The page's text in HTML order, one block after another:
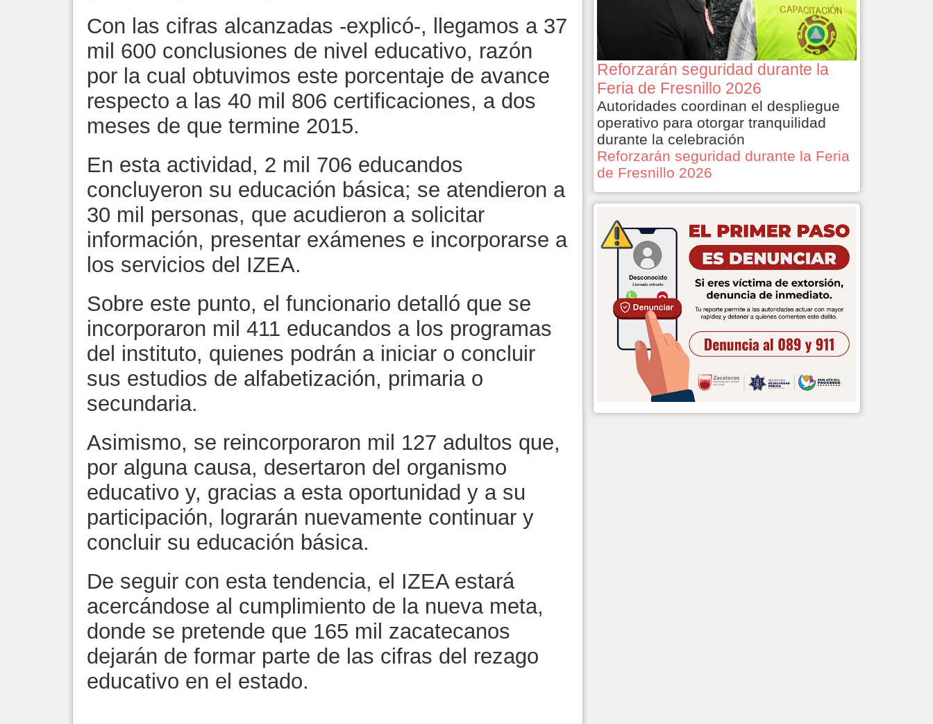
Con las cifras alcanzadas -explicó-, llegamos a 37
mil 600 conclusiones de nivel educativo, razón
por la cual obtuvimos este porcentaje de avance
respecto a las 40 mil 806 certificaciones, a dos
meses de que termine 2015.
En esta actividad, 2 mil 706 educandos
concluyeron su educación básica; se atendieron a
30 mil personas, que acudieron a solicitar
información, presentar exámenes e incorporarse a
los servicios del IZEA.
Sobre este punto, el funcionario detalló que se
incorporaron mil 411 educandos a los programas
del instituto, quienes podrán a iniciar o concluir
sus estudios de alfabetización, primaria o
secundaria.
Asimismo, se reincorporaron mil 127 adultos que,
por alguna causa, desertaron del organismo
educativo y, gracias a esta oportunidad y a su
participación, lograrán nuevamente continuar y
concluir su educación básica.
De seguir con esta tendencia, el IZEA estará
acercándose al cumplimiento de la nueva meta,
donde se pretende que 165 mil zacatecanos
dejarán de formar parte de las cifras del rezago
educativo en el estado.
Reforzarán seguridad durante la
Feria de Fresnillo 2026
Autoridades coordinan el despliegue
operativo para otorgar tranquilidad
durante la celebración
Reforzarán seguridad durante la Feria
de Fresnillo 2026